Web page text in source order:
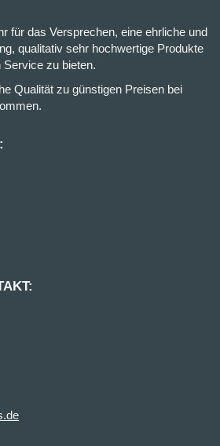
für das Versprechen, eine ehrliche und
qualitativ sehr hochwertige Produkte
zu bieten.
Qualität zu günstigen Preisen bei